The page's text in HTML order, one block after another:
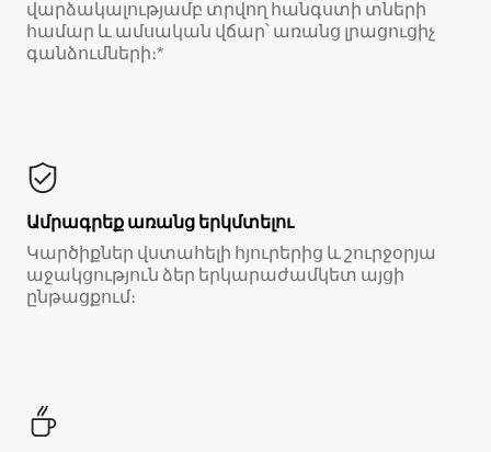
վարձակալությամբ տրվող հանգստի տների
համար և ամսական վճար՝ առանց լրացուցիչ
գանձումների։*
Ամրագրեք առանց երկմտելու
Կարծիքներ վստահելի հյուրերից և շուրջօրյա
աջակցություն ձեր երկարաժամկետ այցի
ընթացքում։